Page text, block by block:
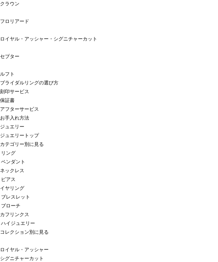
クラウン
フロリアード
ロイヤル・アッシャー・シグニチャーカット
セプター
ルフト
ブライダルリングの選び方
刻印サービス
保証書
アフターサービス
お手入れ方法
ジュエリー
ジュエリートップ
カテゴリー別に見る
リング
ペンダント
ネックレス
ピアス
イヤリング
ブレスレット
ブローチ
カフリンクス
ハイジュエリー
コレクション別に見る
ロイヤル・アッシャー
シグニチャーカット